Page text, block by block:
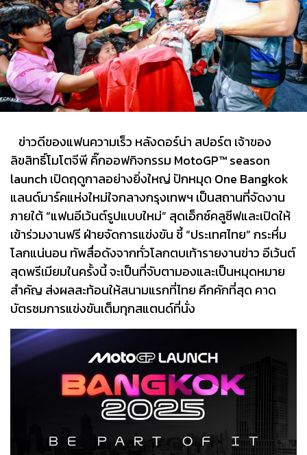
ข่าวดีของแฟนความเร็ว หลังดอร์น่า สปอร์ต เจ้าของ
ลิขสิทธิ์โมโตจีพี คิ๊กออฟกิจกรรม MotoGP™ season
launch เปิดฤดูกาลอย่างยิ่งใหญ่ ปักหมุด One Bangkok
แลนด์มาร์คแห่งใหม่ใจกลางกรุงเทพฯ เป็นสถานที่จัดงาน
ภายใต้ “แฟนอีเว้นต์รูปแบบใหม่” สุดเอ็กซ์คลูซีฟและเปิดให้
เข้าร่วมงานฟรี ฝ่ายจัดการแข่งขัน ชี้ “ประเทศไทย” กระหึ่ม
โลกแน่นอน ทัพสื่อดังจากทั่วโลกตบเท้ารายงานข่าว อีเว้นต์
สุดพรีเมียมในครั้งนี้ จะเป็นที่จับตามองและเป็นหมุดหมาย
สำคัญ ส่งผลสะท้อนให้สนามแรกที่ไทย คึกคักที่สุด คาด
บัตรชมการแข่งขันเต็มทุกสแตนด์ที่นั่ง